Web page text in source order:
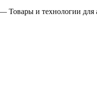
Товары и технологии для